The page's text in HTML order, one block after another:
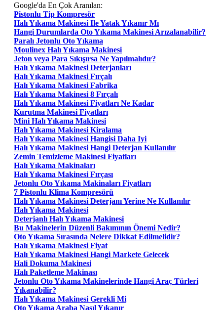
Google'da En Çok Aranılan:
Pistonlu Tip Kompresör
Halı Yıkama Makinesi Ile Yatak Yıkanır Mı
Hangi Durumlarda Oto Yıkama Makinesi Arızalanabilir?
Paralı Jetonlu Oto Yıkama
Moulinex Halı Yıkama Makinesi
Jeton veya Para Sıkışırsa Ne Yapılmalıdır?
Halı Yıkama Makinesi Deterjanları
Halı Yıkama Makinesi Fırçalı
Halı Yıkama Makinesi Fabrika
Halı Yıkama Makinesi 8 Fırçalı
Halı Yıkama Makinesi Fiyatları Ne Kadar
Kurutma Makinesi Fiyatları
Mini Halı Yıkama Makinesi
Halı Yıkama Makinesi Kiralama
Halı Yıkama Makinesi Hangisi Daha Iyi
Halı Yıkama Makinesi Hangi Deterjan Kullanılır
Zemin Temizleme Makinesi Fiyatları
Halı Yıkama Makinaları
Halı Yıkama Makinesi Fırçası
Jetonlu Oto Yıkama Makinaları Fiyatları
7 Pistonlu Klima Kompresörü
Halı Yıkama Makinesi Deterjanı Yerine Ne Kullanılır
Halı Yıkama Makinesi
Deterjanlı Halı Yıkama Makinesi
Bu Makinelerin Düzenli Bakımının Önemi Nedir?
Oto Yıkama Sırasında Nelere Dikkat Edilmelidir?
Halı Yıkama Makinesi Fiyat
Halı Yıkama Makinesi Hangi Markete Gelecek
Hali Dokuma Makinesi
Halı Paketleme Makinası
Jetonlu Oto Yıkama Makinelerinde Hangi Araç Türleri
Yıkanabilir?
Halı Yıkama Makinesi Gerekli Mi
Oto Yıkama Araba Nasıl Yıkanır